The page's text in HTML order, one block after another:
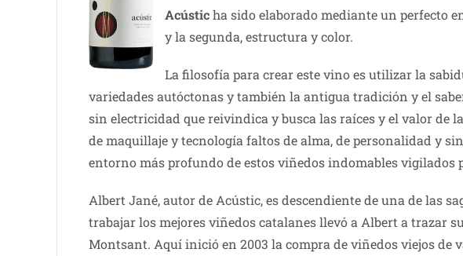
Acústicha sido elaborado mediante un perfecto
y la segunda, estructura y color.
La filosofía para crear este vino es utilizar la
variedades autóctonas y también la antigua tradición y el
sin electricidad que reivindica y busca las raíces y el valor
de maquillaje y tecnología faltos de alma, de personalidad y
entorno más profundo de estos viñedos indomables vigilados
Albert Jané, autor de Acústic, es descendiente de una de las
trabajar los mejores viñedos catalanes llevó a Albert a trazar
Montsant. Aquí inició en 2003 la compra de viñedos viejos de